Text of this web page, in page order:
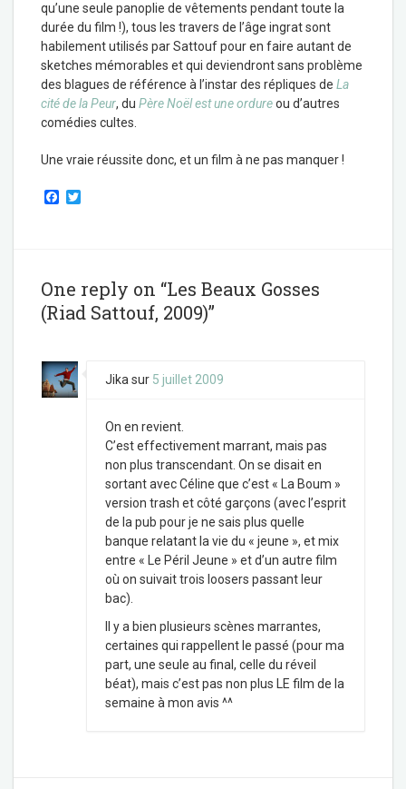
qu’une seule panoplie de vêtements pendant toute la
durée du film !), tous les travers de l’âge ingrat sont
habilement utilisés par Sattouf pour en faire autant de
sketches mémorables et qui deviendront sans problème
des blagues de référence à l’instar des répliques de La
cité de la Peur, du Père Noël est une ordureou d’autres
comédies cultes.
Une vraie réussite donc, et un film à ne pas manquer !
F
o
k
r
One reply on “Les Beaux Gosses
(Riad Sattouf, 2009)”
Jika sur 5 juillet 2009
On en revient.
C’est effectivement marrant, mais pas
non plus transcendant. On se disait en
sortant avec Céline que c’est « La Boum »
version trash et côté garçons (avec l’esprit
de la pub pour je ne sais plus quelle
banque relatant la vie du « jeune », et mix
entre « Le Péril Jeune » et d’un autre film
où on suivait trois loosers passant leur
bac).
Il y a bien plusieurs scènes marrantes,
certaines qui rappellent le passé (pour ma
part, une seule au final, celle du réveil
béat), mais c’est pas non plus LE film de la
semaine à mon avis ^^